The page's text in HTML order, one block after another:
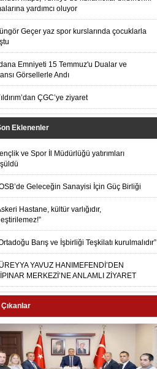
yardımcı oluyor
Geçer yaz spor kurslarında çocuklarla
Emniyeti 15 Temmuz'u Dualar ve
Görsellerle Andı
ÇGC’ye ziyaret
Eklenenler
ve Spor İl Müdürlüğü yatırımları
Geleceğin Sanayisi İçin Güç Birliği
Hastane, kültür varlığıdır,
Barış ve İşbirliği Teşkilatı kurulmalıdır”
YAVUZ HANIMEFENDİ’DEN
MERKEZİ’NE ANLAMLI ZİYARET